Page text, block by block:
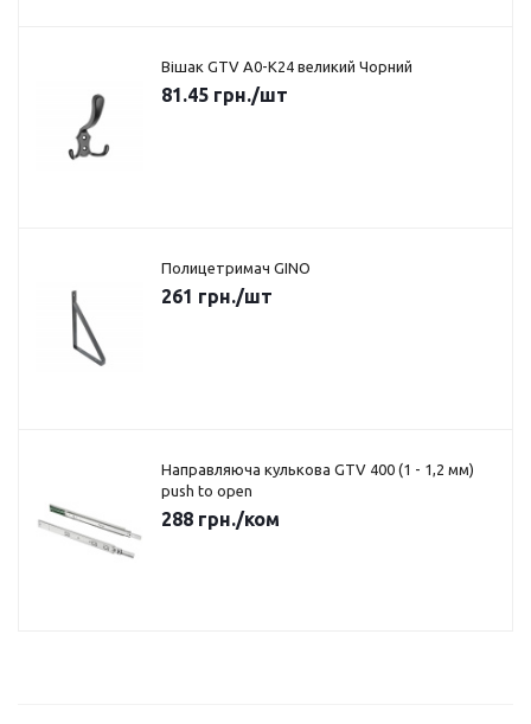
Вішак GTV A0-K24 великий Чорний
81.45 грн./шт
Полицетримач GINO
261 грн./шт
Направляюча кулькова GTV 400 (1 - 1,2 мм)
push to open
288 грн./ком